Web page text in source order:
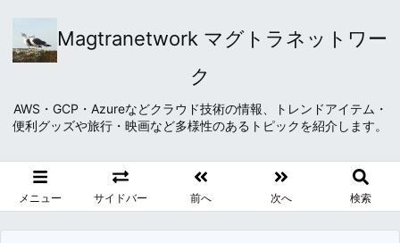
Magtranetwork マグトラネットワー
ク
AWS・GCP・Azureなどクラウド技術の情報、トレンドアイテム・
便利グッズや旅行・映画など多様性のあるトピックを紹介します。
メニュー サイドバー 前へ 次へ 検索